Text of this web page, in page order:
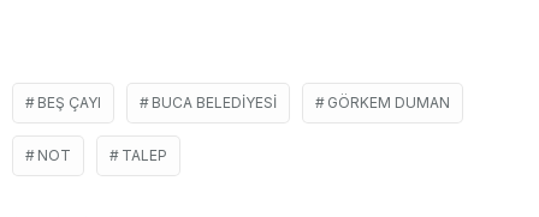
BEŞ ÇAYI BUCA BELEDIYESI GÖRKEM DUMAN
NOT TALEP